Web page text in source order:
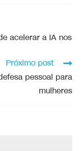
acelerar a IA nos
Próximo post
pessoal para
mulheres